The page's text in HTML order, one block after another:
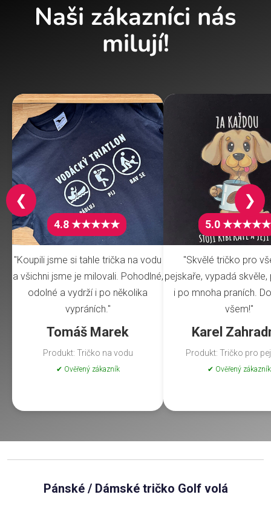
Naši zákazníci nás
milují!
4.8 ★★★★★
"Koupili jsme si tahle trička na vodu
a všichni jsme je milovali. Pohodlné,
odolné a vydrží i po několika
vypráních."
Tomáš Marek
Produkt: Tričko na vodu
✔ Ověřený zákazník
5.0 ★★★★★
"Skvělé tričko pro
pejskaře, vypadá
i po mnoha praních.
všem!"
Karel
Produkt: Tričko pro
✔ Ověřený zákazník
❮ ❯
Pánské / Dámské tričko Golf volá